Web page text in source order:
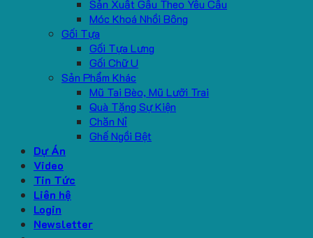
Sản Xuất Gấu Theo Yêu Cầu
Móc Khoá Nhồi Bông
Gối Tựa
Gối Tựa Lưng
Gối Chữ U
Sản Phẩm Khác
Mũ Tai Bèo, Mũ Lưỡi Trai
Quà Tặng Sự Kiện
Chăn Nỉ
Ghế Ngồi Bệt
Dự Án
Video
Tin Tức
Liên hệ
Login
Newsletter